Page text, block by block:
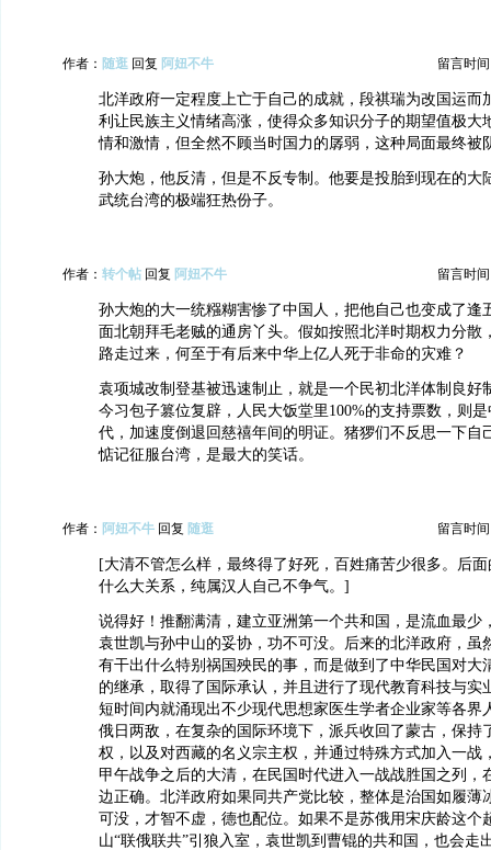
作者： 随逛 回复 阿妞不牛 留言时间
北洋政府一定程度上亡于自己的成就，段祺瑞为改国运而
利让民族主义情绪高涨，使得众多知识分子的期望值极大
情和激情，但全然不顾当时国力的孱弱，这种局面最终被
孙大炮，他反清，但是不反专制。他要是投胎到现在的大
武统台湾的极端狂热份子。
作者： 转个帖 回复 阿妞不牛 留言时间
孙大炮的大一统糨糊害惨了中国人，把他自己也变成了逢
面北朝拜毛老贼的通房丫头。假如按照北洋时期权力分散
路走过来，何至于有后来中华上亿人死于非命的灾难？
袁项城改制登基被迅速制止，就是一个民初北洋体制良好
今习包子篡位复辟，人民大饭堂里100%的支持票数，则
代，加速度倒退回慈禧年间的明证。猪猡们不反思一下自
惦记征服台湾，是最大的笑话。
作者： 阿妞不牛 回复 随逛 留言时间
[大清不管怎么样，最终得了好死，百姓痛苦少很多。后
什么大关系，纯属汉人自己不争气。]
说得好！推翻满清，建立亚洲第一个共和国，是流血最少
袁世凯与孙中山的妥协，功不可没。后来的北洋政府，虽
有干出什么特别祸国殃民的事，而是做到了中华民国对大
的继承，取得了国际承认，并且进行了现代教育科技与实
短时间内就涌现出不少现代思想家医生学者企业家等各界
俄日两敌，在复杂的国际环境下，派兵收回了蒙古，保持
权，以及对西藏的名义宗主权，并通过特殊方式加入一战
甲午战争之后的大清，在民国时代进入一战战胜国之列，
边正确。北洋政府如果同共产党比较，整体是治国如履薄
可没，才智不虚，德也配位。如果不是苏俄用宋庆龄这个
山“联俄联共”引狼入室，袁世凯到曹锟的共和国，也会走